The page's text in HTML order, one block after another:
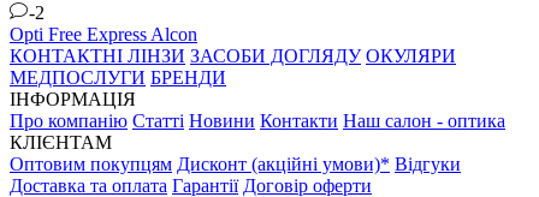
-2
Opti Free Express Alcon
КОНТАКТНІ ЛІНЗИ ЗАСОБИ ДОГЛЯДУ ОКУЛЯРИ
МЕДПОСЛУГИ БРЕНДИ
ІНФОРМАЦІЯ
Про компанію Статті Новини Контакти Наш салон - оптика
КЛІЄНТАМ
Оптовим покупцям Дисконт (акційні умови)* Відгуки
Доставка та оплата Гарантії Договір оферти